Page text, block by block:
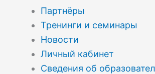
Партнёры
Тренинги и семинары
Новости
Личный кабинет
Сведения об